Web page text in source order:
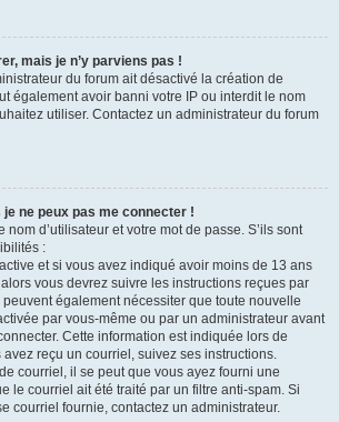
mais je n’y parviens pas !
du forum ait désactivé la création de
également avoir banni votre IP ou interdit le nom
utiliser. Contactez un administrateur du forum
ne peux pas me connecter !
nom d’utilisateur et votre mot de passe. S’ils sont
:
et si vous avez indiqué avoir moins de 13 ans
alors vous devrez suivre les instructions reçues par
également nécessiter que toute nouvelle
par vous-même ou par un administrateur avant
Cette information est indiquée lors de
avez reçu un courriel, suivez ses instructions.
courriel, il se peut que vous ayez fourni une
le courriel ait été traité par un filtre anti-spam. Si
courriel fournie, contactez un administrateur.